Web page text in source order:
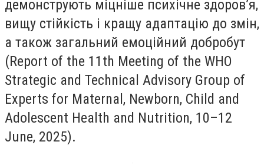
демонструють міцніше психічне здоров’я,
вищу стійкість і кращу адаптацію до змін,
а також загальний емоційний добробут
(Report of the 11th Meeting of the WHO
Strategic and Technical Advisory Group of
Experts for Maternal, Newborn, Child and
Adolescent Health and Nutrition, 10–12
June, 2025).